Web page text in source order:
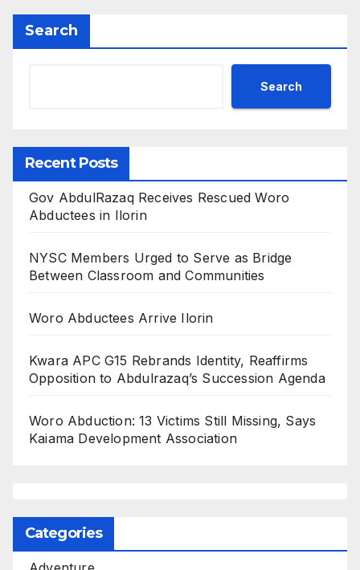
Search
Search
Recent Posts
Gov AbdulRazaq Receives Rescued Woro
Abductees in Ilorin
NYSC Members Urged to Serve as Bridge
Between Classroom and Communities
Woro Abductees Arrive Ilorin
Kwara APC G15 Rebrands Identity, Reaffirms
Opposition to Abdulrazaq’s Succession Agenda
Woro Abduction: 13 Victims Still Missing, Says
Kaiama Development Association
Categories